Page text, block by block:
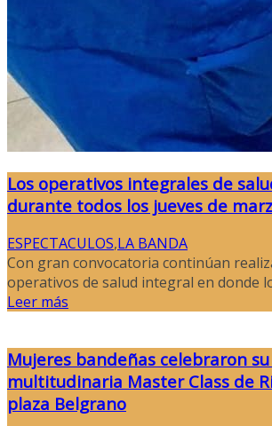
Los operativos integrales de
durante todos los jueves de
ESPECTACULOS,LA BANDA
Con gran convocatoria continúan
operativos de salud integral en donde
Leer más
Mujeres bandeñas celebraron
multitudinaria Master Class de
plaza Belgrano